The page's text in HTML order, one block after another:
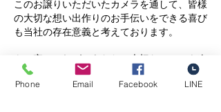
このお譲りいただいたカメラを通して、皆様
の大切な想い出作りのお手伝いをできる喜び
も当社の存在意義と考えております。
​もし宜しければ、あなたの大切なカメラを次
の必要な方のために当社にお譲りいただけま
せんでしょうか。
Phone Email Facebook LINE